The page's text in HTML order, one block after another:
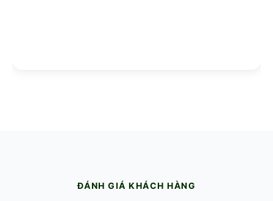
ĐÁNH GIÁ KHÁCH HÀNG